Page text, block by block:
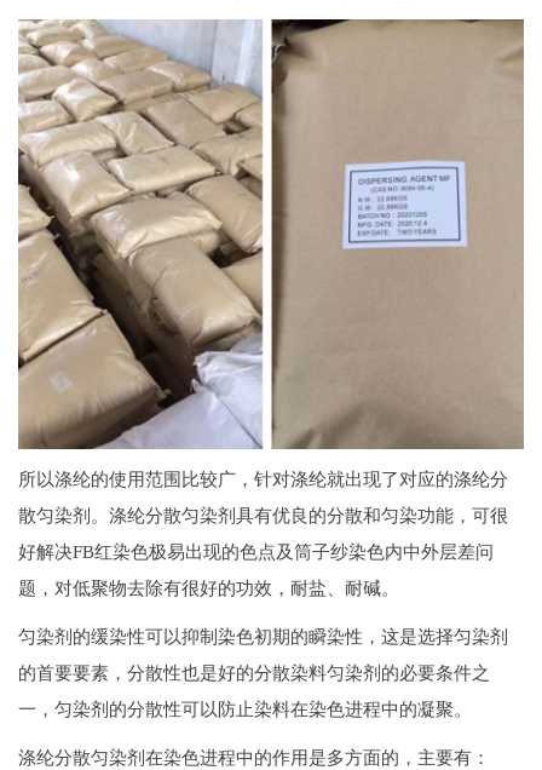
所以涤纶的使用范围比较广，针对涤纶就出现了对应的涤纶分
散匀染剂。涤纶分散匀染剂具有优良的分散和匀染功能，可很
好解决FB红染色极易出现的色点及筒子纱染色内中外层差问
题，对低聚物去除有很好的功效，耐盐、耐碱。
匀染剂的缓染性可以抑制染色初期的瞬染性，这是选择匀染剂
的首要要素，分散性也是好的分散染料匀染剂的必要条件之
一，匀染剂的分散性可以防止染料在染色进程中的凝聚。
涤纶分散匀染剂在染色进程中的作用是多方面的，主要有：